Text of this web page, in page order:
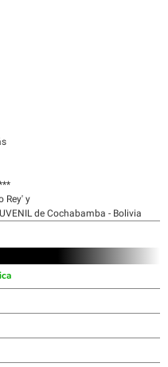
Rey' y
de Cochabamba - Bolivia